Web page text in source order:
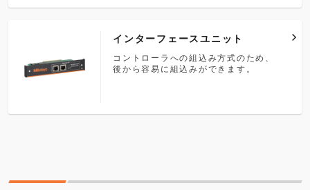
インターフェースユニット
コントローラへの組込み方式のため、
後から容易に組込みができます。